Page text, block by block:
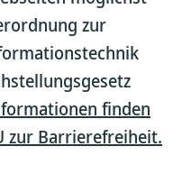
zur
finden
zur Barrierefreiheit.